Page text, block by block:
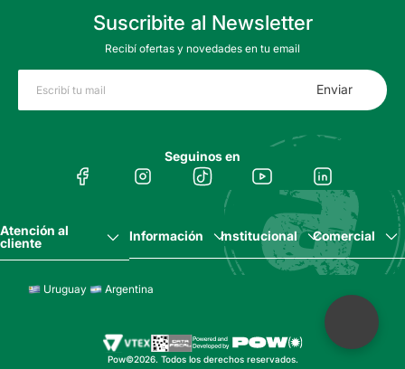
Suscribite al Newsletter
Recibí ofertas y novedades en tu email
Enviar
Seguinos en
Atención al
cliente
Información Institucional Comercial
Uruguay Argentina
Pow©2026. Todos los derechos reservados.